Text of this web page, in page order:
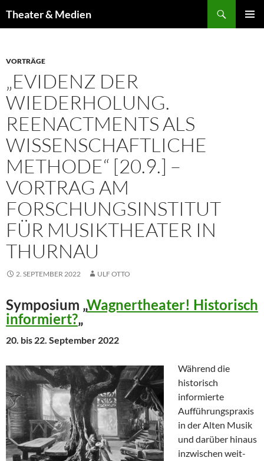
Inhalt
Theater & Medien
VORTRÄGE
„EVIDENZ DER
WIEDERHOLUNG.
REENACTMENTS ALS
WISSENSCHAFTLICHE
METHODE“ [20.9.] –
VORTRAG AM
FORSCHUNGSINSTITUT
FÜR MUSIKTHEATER IN
THURNAU
2. SEPTEMBER 2022 ULF OTTO
Symposium „Wagnertheater! Historisch
informiert?„
20. bis 22. September 2022
Während die
historisch
informierte
Aufführungspraxis
in der Alten Musik
und darüber hinaus
inzwischen weit-